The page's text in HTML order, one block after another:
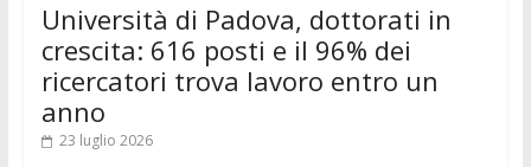
Università di Padova, dottorati in
crescita: 616 posti e il 96% dei
ricercatori trova lavoro entro un
anno
23 luglio 2026